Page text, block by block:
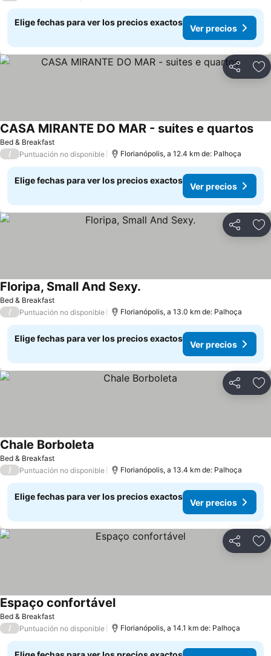
Elige fechas para ver los precios exactos
Ver precios
Compartir
Bed & Breakfast
CASA MIRANTE DO MAR - suites e quartos
/ Puntuación no disponible Florianópolis, a 12.4 km de: Palhoça
Elige fechas para ver los precios exactos
Ver precios
Compartir
Bed & Breakfast
Floripa, Small And Sexy.
/ Puntuación no disponible Florianópolis, a 13.0 km de: Palhoça
Elige fechas para ver los precios exactos
Ver precios
Compartir
Bed & Breakfast
Chale Borboleta
/ Puntuación no disponible Florianópolis, a 13.4 km de: Palhoça
Elige fechas para ver los precios exactos
Ver precios
Compartir
Bed & Breakfast
Espaço confortável
/ Puntuación no disponible Florianópolis, a 14.1 km de: Palhoça